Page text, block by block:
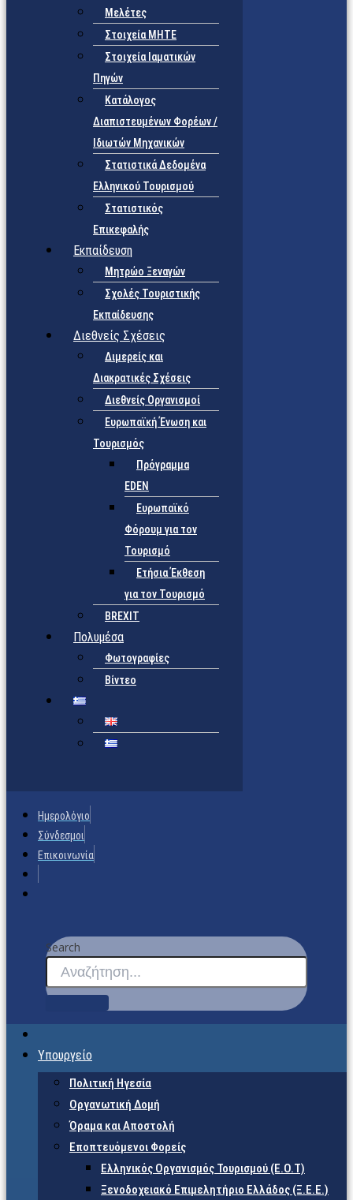
Μελέτες
Στοιχεία ΜΗΤΕ
Στοιχεία Ιαματικών
Πηγών
Κατάλογος
Διαπιστευμένων Φορέων /
Ιδιωτών Μηχανικών
Στατιστικά Δεδομένα
Ελληνικού Τουρισμού
Στατιστικός
Επικεφαλής
Εκπαίδευση
Μητρώο Ξεναγών
Σχολές Τουριστικής
Εκπαίδευσης
Διεθνείς Σχέσεις
Διμερείς και
Διακρατικές Σχέσεις
Διεθνείς Οργανισμοί
Ευρωπαϊκή Ένωση και
Τουρισμός
Πρόγραμμα
EDEN
Ευρωπαϊκό
Φόρουμ για τον
Τουρισμό
Ετήσια Έκθεση
για τον Τουρισμό
BREXIT
Πολυμέσα
Φωτογραφίες
Βίντεο
Ημερολόγιο
Σύνδεσμοι
Επικοινωνία
Search
Υπουργείο
Πολιτική Ηγεσία
Οργανωτική Δομή
Όραμα και Αποστολή
Εποπτευόμενοι Φορείς
Eλληνικός Οργανισμός Τουρισμού (Ε.Ο.Τ)
Ξενοδοχειακό Επιμελητήριο Ελλάδος (Ξ.Ε.Ε.)